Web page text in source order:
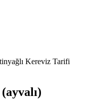
Kereviz Tarifi